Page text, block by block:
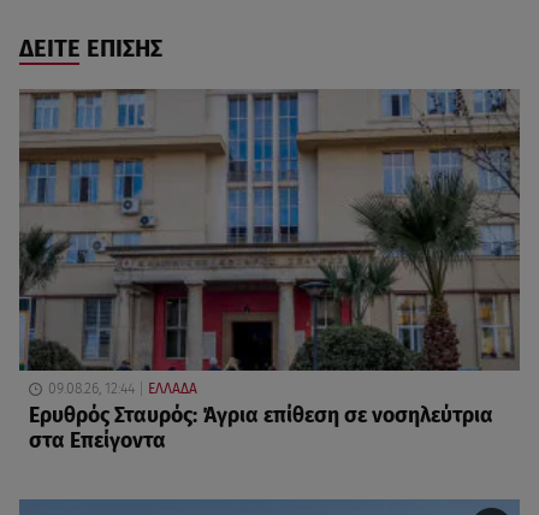
ΔΕΙΤΕ ΕΠΙΣΗΣ
09.08.26, 12:44 ΕΛΛΑΔΑ
Ερυθρός Σταυρός: Άγρια επίθεση σε νοσηλεύτρια
στα Επείγοντα